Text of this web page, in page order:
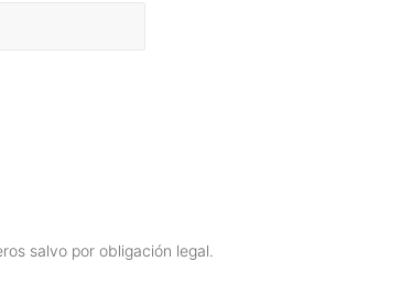
salvo por obligación legal.